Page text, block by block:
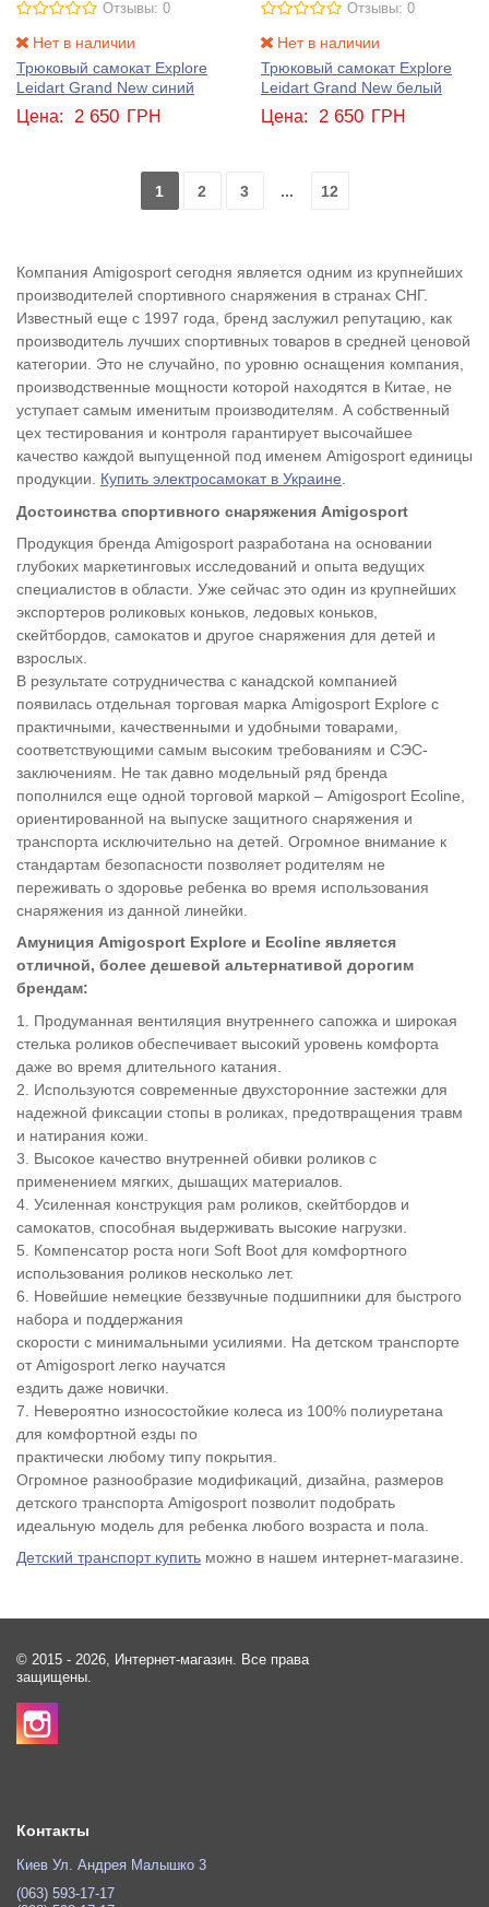
Отзывы: 0
Нет в наличии
Трюковый самокат Explore
Leidart Grand New синий
Цена: 2 650 ГРН
Отзывы: 0
Нет в наличии
Трюковый самокат Explore
Leidart Grand New белый
Цена: 2 650 ГРН
1 2 3 ... 12
Компания Amigosport сегодня является одним из крупнейших
производителей спортивного снаряжения в странах СНГ.
Известный еще с 1997 года, бренд заслужил репутацию, как
производитель лучших спортивных товаров в средней ценовой
категории. Это не случайно, по уровню оснащения компания,
производственные мощности которой находятся в Китае, не
уступает самым именитым производителям. А собственный
цех тестирования и контроля гарантирует высочайшее
качество каждой выпущенной под именем Amigosport единицы
продукции. Купить электросамокат в Украине.
Достоинства спортивного снаряжения Amigosport
Продукция бренда Amigosport разработана на основании
глубоких маркетинговых исследований и опыта ведущих
специалистов в области. Уже сейчас это один из крупнейших
экспортеров роликовых коньков, ледовых коньков,
скейтбордов, самокатов и другое снаряжения для детей и
взрослых.
В результате сотрудничества с канадской компанией
появилась отдельная торговая марка Amigosport Explore с
практичными, качественными и удобными товарами,
соответствующими самым высоким требованиям и СЭС-
заключениям. Не так давно модельный ряд бренда
пополнился еще одной торговой маркой – Amigosport Ecoline,
ориентированной на выпуске защитного снаряжения и
транспорта исключительно на детей. Огромное внимание к
стандартам безопасности позволяет родителям не
переживать о здоровье ребенка во время использования
снаряжения из данной линейки.
Амуниция Amigosport Explore и Ecoline является
отличной, более дешевой альтернативой дорогим
брендам:
1. Продуманная вентиляция внутреннего сапожка и широкая
стелька роликов обеспечивает высокий уровень комфорта
даже во время длительного катания.
2. Используются современные двухсторонние застежки для
надежной фиксации стопы в роликах, предотвращения травм
и натирания кожи.
3. Высокое качество внутренней обивки роликов с
применением мягких, дышащих материалов.
4. Усиленная конструкция рам роликов, скейтбордов и
самокатов, способная выдерживать высокие нагрузки.
5. Компенсатор роста ноги Soft Boot для комфортного
использования роликов несколько лет.
6. Новейшие немецкие беззвучные подшипники для быстрого
набора и поддержания
скорости с минимальными усилиями. На детском транспорте
от Amigosport легко научатся
ездить даже новички.
7. Невероятно износостойкие колеса из 100% полиуретана
для комфортной езды по
практически любому типу покрытия.
Огромное разнообразие модификаций, дизайна, размеров
детского транспорта Amigosport позволит подобрать
идеальную модель для ребенка любого возраста и пола.
Детский транспорт купить можно в нашем интернет-магазине.
© 2015 - 2026, Интернет-магазин. Все права
защищены.
Контакты
Киев Ул. Андрея Малышко 3
(063) 593-17-17